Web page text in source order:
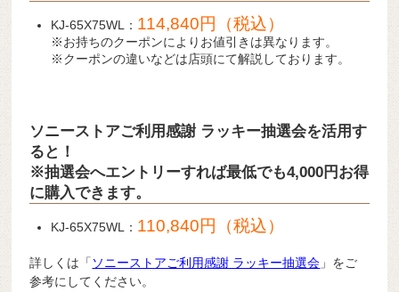
KJ-65X75WL： 114,840円（税込）
※お持ちのクーポンによりお値引きは異なります。
※クーポンの違いなどは店頭にて解説しております。
ソニーストアご利用感謝 ラッキー抽選会を活用す
ると！
※抽選会へエントリーすれば最低でも4,000円お得
に購入できます。
KJ-65X75WL： 110,840円（税込）
詳しくは「 ソニーストアご利用感謝 ラッキー抽選会 」をご
参考にしてください。